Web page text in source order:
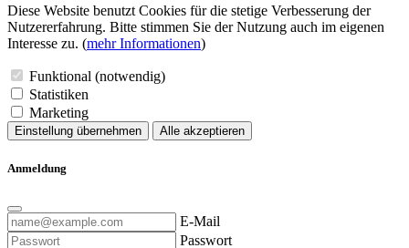
Diese Website benutzt Cookies für die stetige Verbesserung der
Nutzererfahrung. Bitte stimmen Sie der Nutzung auch im eigenen
Interesse zu. (mehr Informationen)
Funktional (notwendig)
Statistiken
Marketing
Einstellung übernehmen Alle akzeptieren
Anmeldung
E-Mail
Passwort